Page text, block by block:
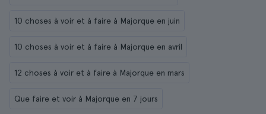
10 choses à voir et à faire à Majorque en juin
10 choses à voir et à faire à Majorque en avril
12 choses à voir et à faire à Majorque en mars
Que faire et voir à Majorque en 7 jours